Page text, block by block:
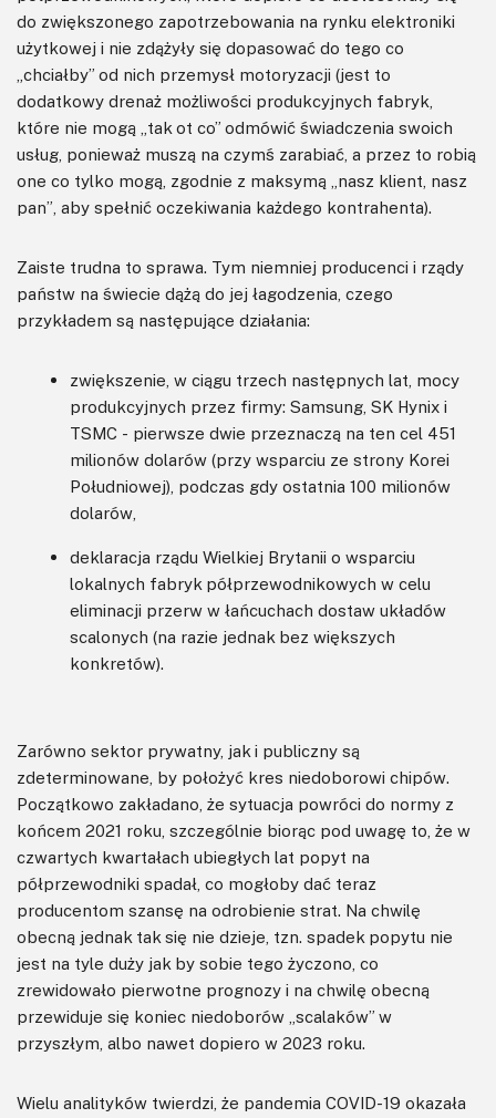
do zwiększonego zapotrzebowania na rynku elektroniki
użytkowej i nie zdążyły się dopasować do tego co
„chciałby” od nich przemysł motoryzacji (jest to
dodatkowy drenaż możliwości produkcyjnych fabryk,
które nie mogą „tak ot co” odmówić świadczenia swoich
usług, ponieważ muszą na czymś zarabiać, a przez to robią
one co tylko mogą, zgodnie z maksymą „nasz klient, nasz
pan”, aby spełnić oczekiwania każdego kontrahenta).
Zaiste trudna to sprawa. Tym niemniej producenci i rządy
państw na świecie dążą do jej łagodzenia, czego
przykładem są następujące działania:
zwiększenie, w ciągu trzech następnych lat, mocy
produkcyjnych przez firmy: Samsung, SK Hynix i
TSMC - pierwsze dwie przeznaczą na ten cel 451
milionów dolarów (przy wsparciu ze strony Korei
Południowej), podczas gdy ostatnia 100 milionów
dolarów,
deklaracja rządu Wielkiej Brytanii o wsparciu
lokalnych fabryk półprzewodnikowych w celu
eliminacji przerw w łańcuchach dostaw układów
scalonych (na razie jednak bez większych
konkretów).
Zarówno sektor prywatny, jak i publiczny są
zdeterminowane, by położyć kres niedoborowi chipów.
Początkowo zakładano, że sytuacja powróci do normy z
końcem 2021 roku, szczególnie biorąc pod uwagę to, że w
czwartych kwartałach ubiegłych lat popyt na
półprzewodniki spadał, co mogłoby dać teraz
producentom szansę na odrobienie strat. Na chwilę
obecną jednak tak się nie dzieje, tzn. spadek popytu nie
jest na tyle duży jak by sobie tego życzono, co
zrewidowało pierwotne prognozy i na chwilę obecną
przewiduje się koniec niedoborów „scalaków” w
przyszłym, albo nawet dopiero w 2023 roku.
Wielu analityków twierdzi, że pandemia COVID-19 okazała